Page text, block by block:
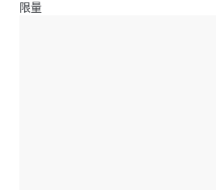
限量